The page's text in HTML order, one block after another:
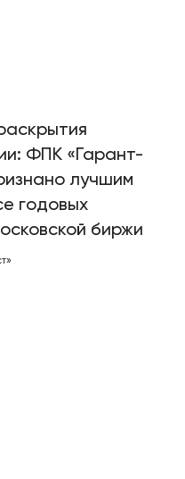
ФПК «Гарант-
лучшим
годовых
биржи